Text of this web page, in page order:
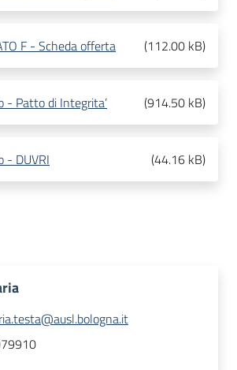
F - Scheda offerta (112.00 kB)
- Patto di Integrita’ (914.50 kB)
- DUVRI (44.16 kB)